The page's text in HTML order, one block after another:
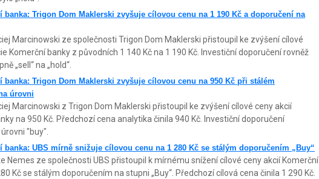
banka: Trigon Dom Maklerski zvyšuje cílovou cenu na 1 190 Kč a doporučení na
Marcinowski ze společnosti Trigon Dom Maklerski přistoupil ke zvýšení cílové
Komerční banky z původních 1 140 Kč na 1 190 Kč. Investiční doporučení rovněž
„sell“ na „hold“.
banka: Trigon Dom Maklerski zvyšuje cílovou cenu na 950 Kč při stálém
úrovni
Marcinowski z Trigon Dom Maklerski přistoupil ke zvýšení cílové ceny akcií
na 950 Kč. Předchozí cena analytika činila 940 Kč. Investiční doporučení
"buy".
banka: UBS mírně snižuje cílovou cenu na 1 280 Kč se stálým doporučením „Buy“
Nemes ze společnosti UBS přistoupil k mírnému snížení cílové ceny akcií Komerční
Kč se stálým doporučením na stupni „Buy“. Předchozí cílová cena činila 1 290 Kč.